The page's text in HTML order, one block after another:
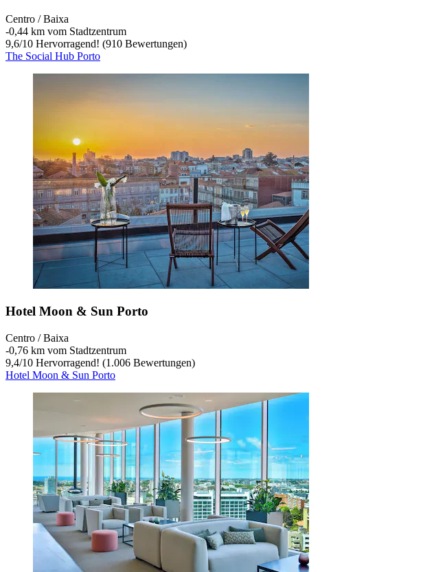
Centro / Baixa
‐0,44 km vom Stadtzentrum
9,6/10 Hervorragend! (910 Bewertungen)
The Social Hub Porto
Hotel Moon & Sun Porto
Centro / Baixa
‐0,76 km vom Stadtzentrum
9,4/10 Hervorragend! (1.006 Bewertungen)
Hotel Moon & Sun Porto